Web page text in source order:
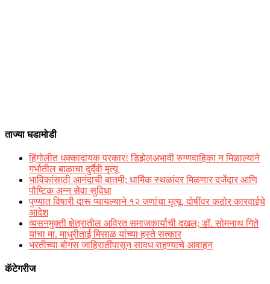
ताज्या घडामोडी
हिंगोलीत धक्कादायक प्रकार! डिझेलअभावी रुग्णवाहिका न मिळाल्याने
गर्भातील बाळाचा दुर्दैवी मृत्यू
भाविकांसाठी आनंदाची बातमी; धार्मिक स्थळांवर मिळणार दर्जेदार आणि
पौष्टिक अन्न सेवा सुविधा
पुण्यात विषारी दारू प्यायल्याने १२ जणांचा मृत्यू, दोषींवर कठोर कारवाईचे
आदेश
व्यसनमुक्ती क्षेत्रातील अविरत समाजकार्याची दखल; डॉ. सोमनाथ गिते
यांचा मा. माधुरीताई मिसाळ यांच्या हस्ते सत्कार
भरतीच्या बोगस जाहिरातींपासून सावध राहण्याचे आवाहन
कॅटेगरीज